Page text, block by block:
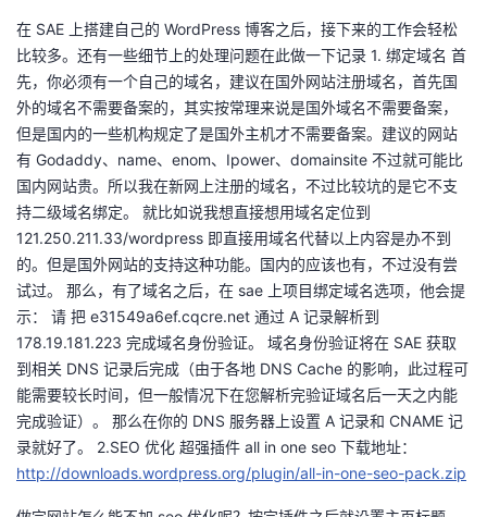
页
开
发
者
我
的
博
客
我
的
论
坛
我
的
圈
子
我
的
直
我
的
我
在 SAE 上搭建自己的 WordPress 博客之后，接下来的工作会轻松
比较多。还有一些细节上的处理问题在此做一下记录 1. 绑定域名 首
先，你必须有一个自己的域名，建议在国外网站注册域名，首先国
外的域名不需要备案的，其实按常理来说是国外域名不需要备案，
但是国内的一些机构规定了是国外主机才不需要备案。建议的网站
有 Godaddy、name、enom、Ipower、domainsite 不过就可能比
国内网站贵。所以我在新网上注册的域名，不过比较坑的是它不支
持二级域名绑定。 就比如说我想直接想用域名定位到
121.250.211.33/wordpress 即直接用域名代替以上内容是办不到
的。但是国外网站的支持这种功能。国内的应该也有，不过没有尝
试过。 那么，有了域名之后，在 sae 上项目绑定域名选项，他会提
示： 请 把 e31549a6ef.cqcre.net 通过 A 记录解析到
178.19.181.223 完成域名身份验证。 域名身份验证将在 SAE 获取
到相关 DNS 记录后完成（由于各地 DNS Cache 的影响，此过程可
能需要较长时间，但一般情况下在您解析完验证域名后一天之内能
完成验证）。 那么在你的 DNS 服务器上设置 A 记录和 CNAME 记
录就好了。 2.SEO 优化 超强插件 all in one seo 下载地址：
http://downloads.wordpress.org/plugin/all-in-one-seo-pack.zip